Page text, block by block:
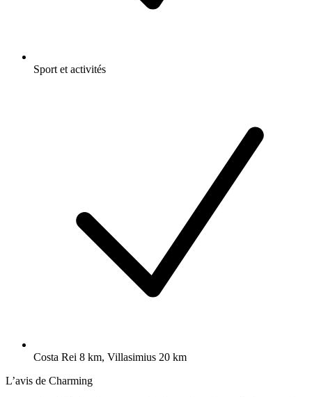
Sport et activités
Costa Rei 8 km, Villasimius 20 km
L’avis de Charming